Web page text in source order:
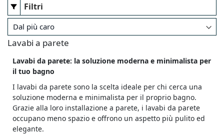
Lavabi a parete
Lavabi da parete: la soluzione moderna e minimalista per
il tuo bagno
I lavabi da parete sono la scelta ideale per chi cerca una
soluzione moderna e minimalista per il proprio bagno.
Grazie alla loro installazione a parete, i lavabi da parete
occupano meno spazio e offrono un aspetto più pulito ed
elegante.
Filtri